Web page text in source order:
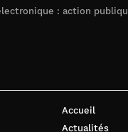
: action
Accueil
Actualités